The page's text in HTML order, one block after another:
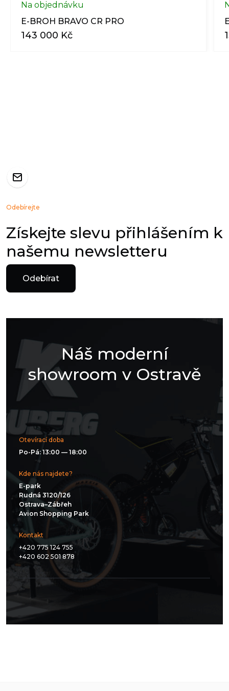
Na objednávku
E-BROH BRAVO CR PRO
143 000 Kč
Odebírejte
Získejte slevu přihlášením k
našemu newsletteru
Odebírat
Náš moderní
showroom v Ostravě
Otevírací doba
Po-Pá: 13:00 — 18:00
Kde nás najdete?
E-park
Rudná 3120/126
Ostrava–Zábřeh
Avion Shopping Park
Kontakt
+420 775 124 755
+420 602 501 878